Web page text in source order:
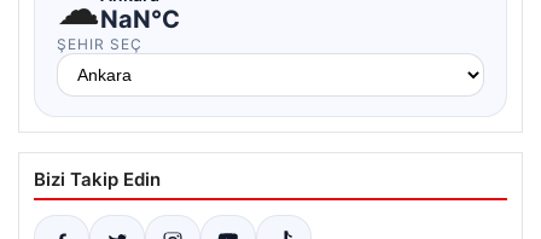
NaN°C
ŞEHIR SEÇ
Bizi Takip Edin